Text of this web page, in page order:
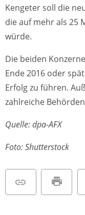
Kengeter soll die
die auf mehr als 25
würde.
Die beiden
Ende 2016 oder
Erfolg zu führen.
zahlreiche
Quelle: dpa-AFX
Foto: Shutterstock